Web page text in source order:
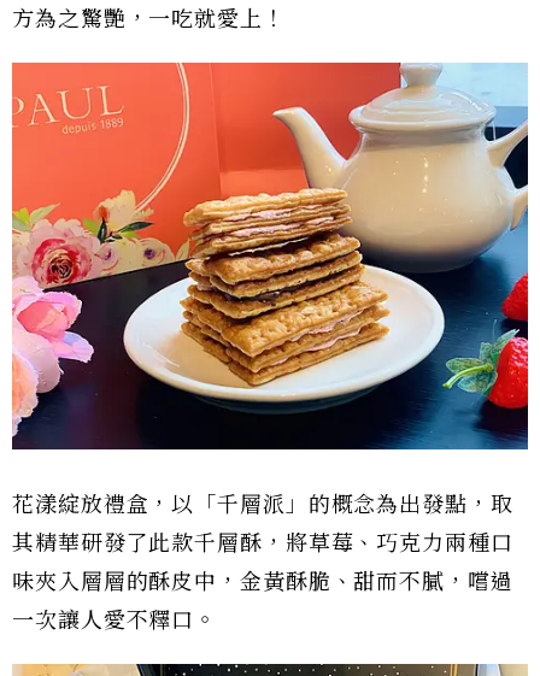
方為之驚艷，一吃就愛上！
花漾綻放禮盒，以「千層派」的概念為出發點，取
其精華研發了此款千層酥，將草莓、巧克力兩種口
味夾入層層的酥皮中，金黃酥脆、甜而不膩，嚐過
一次讓人愛不釋口。